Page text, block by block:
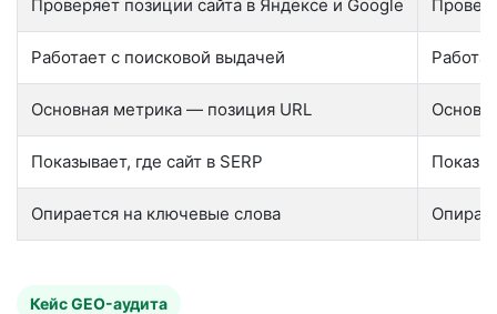
Проверяет позиции сайта в Яндексе и Google
Работает с поисковой выдачей
Основная метрика — позиция URL
Показывает, где сайт в SERP
Опирается на ключевые слова
Кейс GEO-аудита